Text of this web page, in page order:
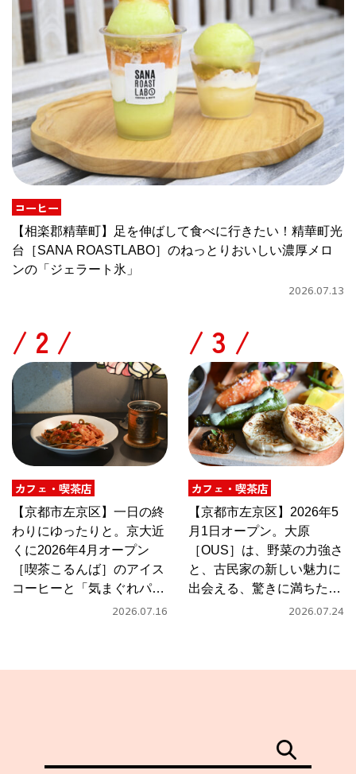
コーヒー
【相楽郡精華町】足を伸ばして食べに行きたい！精華町光
台［SANA ROASTLABO］のねっとりおいしい濃厚メロ
ンの「ジェラート氷」
2026.07.13
/
カフェ・喫茶店
【京都市左京区】一日の終
わりにゆったりと。京大近
くに2026年4月オープン
［喫茶こるんば］のアイス
コーヒーと「気まぐれパス
2026.07.16
/
カフェ・喫茶店
【京都市左京区】2026年5
月1日オープン。大原
［OUS］は、野菜の力強さ
と、古民家の新しい魅力に
出会える、驚きに満ちたカ
2026.07.24